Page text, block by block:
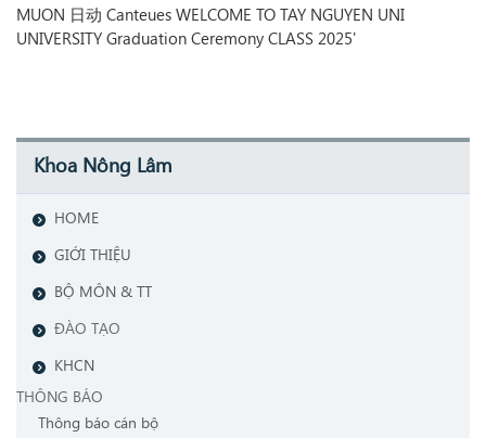
Khoa Nông Lâm
HOME
GIỚI THIỆU
BỘ MÔN & TT
ĐÀO TẠO
KHCN
THÔNG BÁO
Thông báo cán bộ